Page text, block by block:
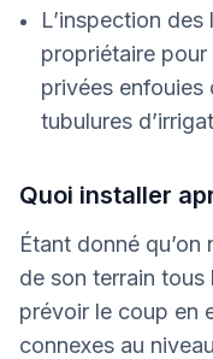
L’inspection
propriétaire
privées enfouies
tubulures
Quoi installer
Étant donné qu’on
de son terrain
prévoir le coup en
connexes au